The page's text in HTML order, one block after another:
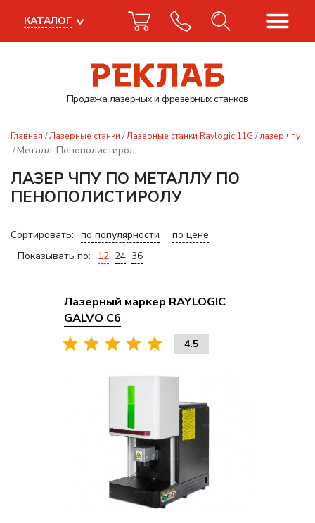
Продажа лазерныхи фрезерных станков
КАТАЛОГ
Главная Лазерные станки Лазерные станки Raylogic 11G лазер чпу
Металл-Пенополистирол
ЛАЗЕР ЧПУ ПО МЕТАЛЛУ ПО
ПЕНОПОЛИСТИРОЛУ
Сортировать: по популярности
по цене
Показывать по:
12 24 36
Лазерный маркер RAYLOGIC
GALVO С6
4.5